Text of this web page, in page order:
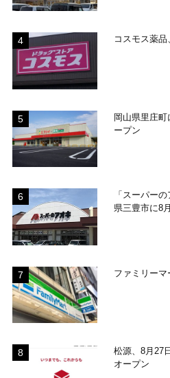
コスモス薬
岡山県里庄
ープン
「スーパー
県三豊市に8
ファミリー
松源、8月27
オープン